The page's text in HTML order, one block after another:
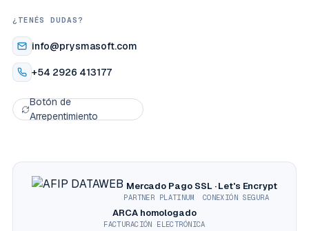
¿TENÉS DUDAS?
info@prysmasoft.com
+54 2926 413177
Botón de
Arrepentimiento
Mercado Pago
PARTNER PLATINUM
SSL · Let's Encrypt
CONEXIÓN SEGURA
ARCA homologado
FACTURACIÓN ELECTRÓNICA